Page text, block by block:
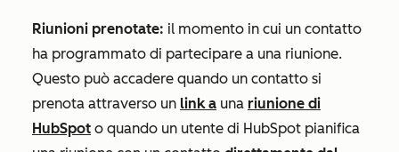
Riunioni prenotate: il momento in cui un contatto
ha programmato di partecipare a una riunione.
Questo può accadere quando un contatto si
prenota attraverso un link a una riunione di
HubSpot o quando un utente di HubSpot pianifica